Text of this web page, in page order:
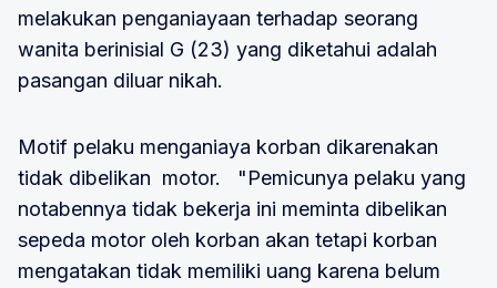
melakukan penganiayaan terhadap seorang
wanita berinisial G (23) yang diketahui adalah
pasangan diluar nikah.
Motif pelaku menganiaya korban dikarenakan
tidak dibelikan motor. "Pemicunya pelaku yang
notabennya tidak bekerja ini meminta dibelikan
sepeda motor oleh korban akan tetapi korban
mengatakan tidak memiliki uang karena belum